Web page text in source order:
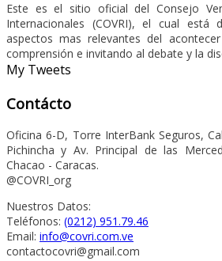
Este es el sitio oficial del Consejo
Internacionales (COVRI), el cual está
aspectos mas relevantes del
comprensión e invitando al debate y la
My Tweets
Contácto
Oficina 6-D, Torre InterBank Seguros,
Pichincha y Av. Principal de las
Chacao - Caracas.
@COVRI_org
Nuestros Datos:
Teléfonos: (0212) 951.79.46
Email: info@covri.com.ve
contactocovri@gmail.com